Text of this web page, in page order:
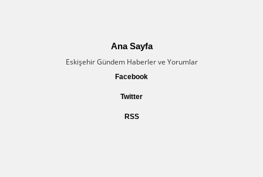
Ana Sayfa
Eskişehir Gündem Haberler ve Yorumlar
Facebook
Twitter
RSS